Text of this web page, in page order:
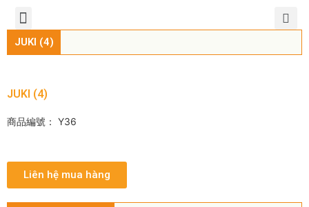
JUKI (4)
JUKI (4)
商品編號： Y36
Liên hệ mua hàng